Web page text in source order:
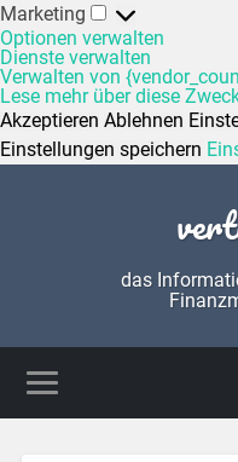
Marketing
Optionen verwalten
Dienste verwalten
Verwalten von
Lese mehr über diese
Akzeptieren Ablehnen
Einstellungen speichern
das